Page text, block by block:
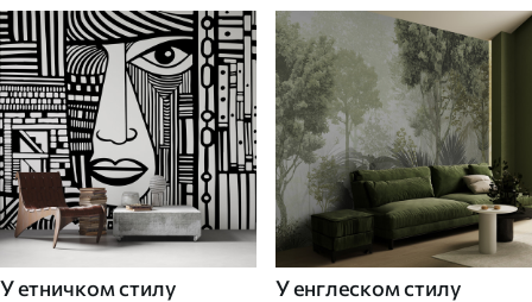
У етничком стилу У енглеском стилу